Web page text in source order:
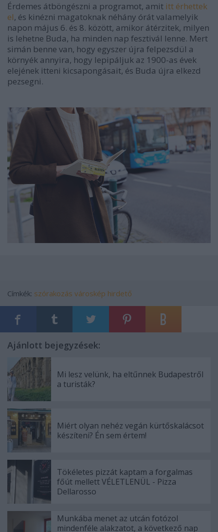
Érdemes átböngészni a programot, amit itt érhettek
el, és kinézni magatoknak néhány órát valamelyik
napon május 6. és 8. között, amikor átérzitek, milyen
is lehetne Buda, ha minden nap fesztivál lenne. Mert
simán benne van, hogy egyszer újra felpezsdül a
környék annyira, hogy lepipáljuk az 1900-as évek
elejének itteni kicsapongásait, és Buda újra elkezd
pezsegni.
Címkék: szórakozás városkép hirdető
Ajánlott bejegyzések:
Mi lesz velünk, ha eltűnnek Budapestről
a turisták?
Miért olyan nehéz vegán kürtőskalácsot
készíteni? Én sem értem!
Tökéletes pizzát kaptam a forgalmas
főút mellett VÉLETLENÜL - Pizza
Dellarosso
Munkába menet az utcán fotózol
mindenféle alakzatot, a következő nap